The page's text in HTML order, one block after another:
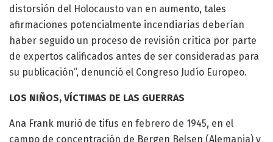
distorsión del Holocausto van en aumento, tales
afirmaciones potencialmente incendiarias deberían
haber seguido un proceso de revisión crítica por parte
de expertos calificados antes de ser consideradas para
su publicación”, denunció el Congreso Judío Europeo.
LOS NIÑOS, VÍCTIMAS DE LAS GUERRAS
Ana Frank murió de tifus en febrero de 1945, en el
campo de concentración de Bergen Belsen (Alemania) y